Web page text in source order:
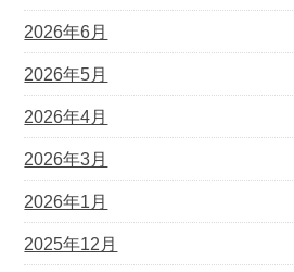
2026年6月
2026年5月
2026年4月
2026年3月
2026年1月
2025年12月